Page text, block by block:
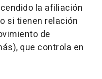
la afiliación
si tienen relación
de
que controla en